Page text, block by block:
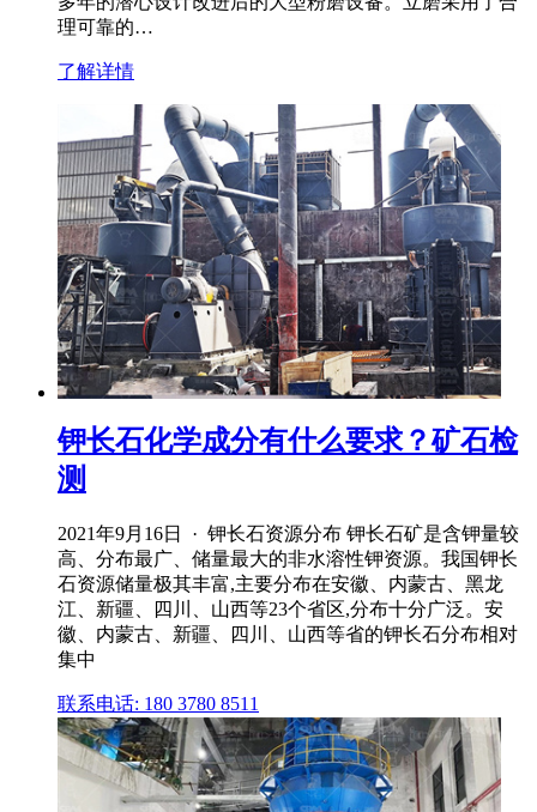
理可靠的…
了解详情
钾长石化学成分有什么要求？矿石检
测
2021年9月16日 · 钾长石资源分布 钾长石矿是含钾量较
高、分布最广、储量最大的非水溶性钾资源。我国钾长
石资源储量极其丰富,主要分布在安徽、内蒙古、黑龙
江、新疆、四川、山西等23个省区,分布十分广泛。安
徽、内蒙古、新疆、四川、山西等省的钾长石分布相对
集中
联系电话: 180 3780 8511